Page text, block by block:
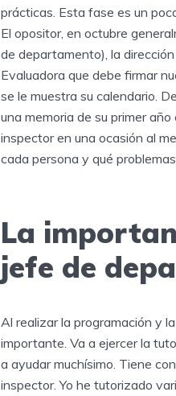
prácticas. Esta fase es un
El opositor, en octubre
de departamento), la
Evaluadora que debe firmar
se le muestra su calendario.
una memoria de su primer
inspector en una ocasión al
cada persona y qué
La
jefe de
Al realizar la programación y
importante. Va a ejercer la
a ayudar muchísimo. Tiene
inspector. Yo he tutorizado